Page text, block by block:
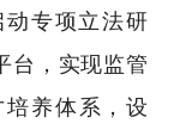
专项立法研
台，实现监管
养体系，设